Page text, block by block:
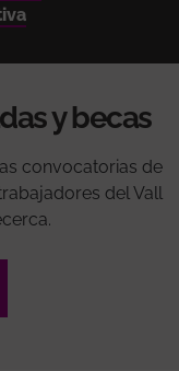
y becas
convocatorias de
del Vall